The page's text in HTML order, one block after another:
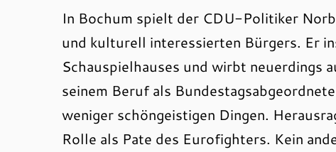
In Bochum spielt der CDU-Politiker
und kulturell interessierten Bürgers. Er
Schauspielhauses und wirbt neuerdings
seinem Beruf als
weniger schöngeistigen Dingen.
Rolle als Pate des Eurofighters. Kein